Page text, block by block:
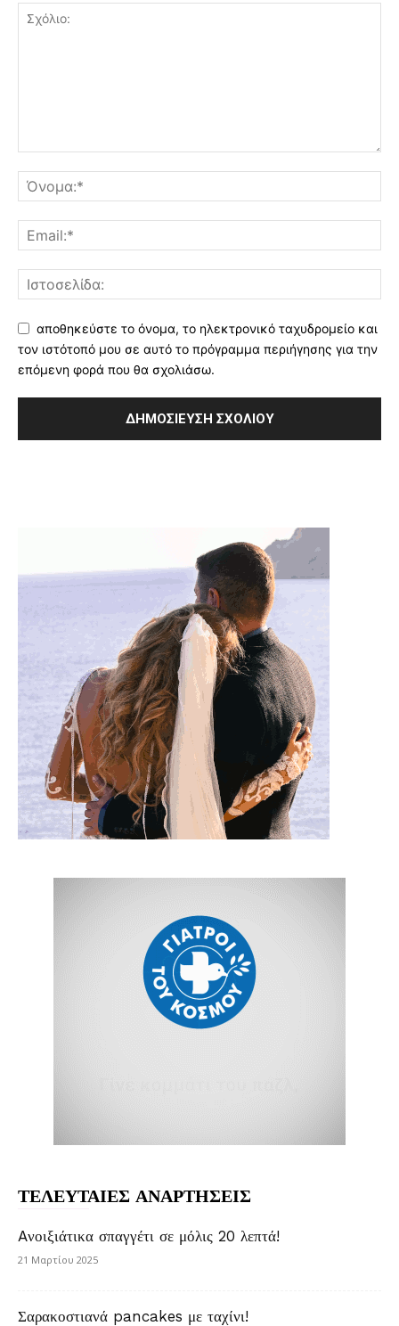
αποθηκεύστε το όνομα, το ηλεκτρονικό ταχυδρομείο και
τον ιστότοπό μου σε αυτό το πρόγραμμα περιήγησης για την
επόμενη φορά που θα σχολιάσω.
ΤΕΛΕΥΤΑΙΕΣ ΑΝΑΡΤΗΣΕΙΣ
Aνοιξιάτικα σπαγγέτι σε μόλις 20 λεπτά!
21 Μαρτίου 2025
Σαρακοστιανά pancakes με ταχίνι!